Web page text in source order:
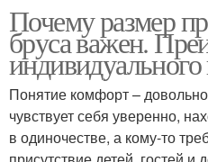
Почему размер
бруса важен.
Понятие комфорт –
чувствует себя уверенно,
в одиночестве, а кому-то